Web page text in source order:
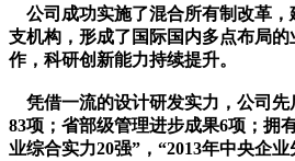
公司成功实施了混合所有制改革
支机构，形成了国际国内多点布局
作，科研创新能力持续提升。
凭借一流的设计研发实力，公司先
83项；省部级管理进步成果6项；拥
业综合实力20强”，“2013年中央企